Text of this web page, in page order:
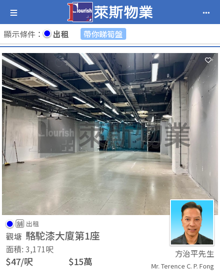
顯示條件 ： 出租 帶你睇筍盤
舖 出租
觀塘 駱駝漆大廈第1座
面積: 3,171呎
$47/呎 $15萬
方治平先生
Mr. Terence C. P. Fong